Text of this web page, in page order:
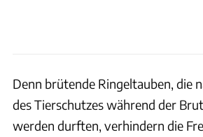
Denn brütende Ringeltauben, die
des Tierschutzes während der
werden durften, verhindern die